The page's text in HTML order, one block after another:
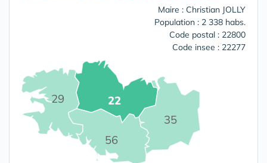
Maire : Christian JOLLY
Population : 2 338 habs.
Code postal : 22800
Code insee : 22277
22
29
35
56